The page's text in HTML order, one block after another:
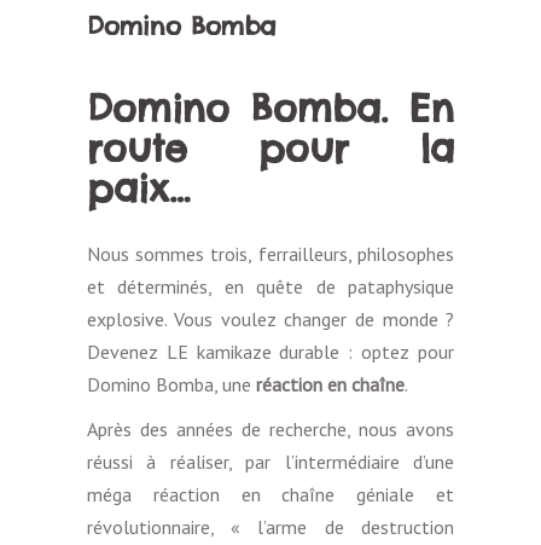
Domino Bomba
Domino Bomba. En
route pour la
paix…
Nous sommes trois, ferrailleurs, philosophes
et déterminés, en quête de pataphysique
explosive. Vous voulez changer de monde ?
Devenez LE kamikaze durable : optez pour
Domino Bomba, une réaction en chaîne.
Après des années de recherche, nous avons
réussi à réaliser, par l’intermédiaire d’une
méga réaction en chaîne géniale et
révolutionnaire, « l’arme de destruction